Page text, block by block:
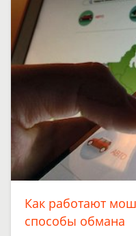
Как работают
способы обмана